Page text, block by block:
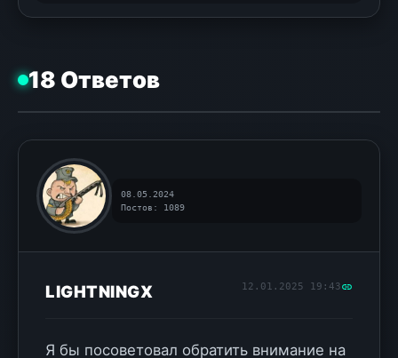
18 Ответов
08.05.2024
Постов: 1089
LIGHTNINGX 12.01.2025 19:43
Я бы посоветовал обратить внимание на